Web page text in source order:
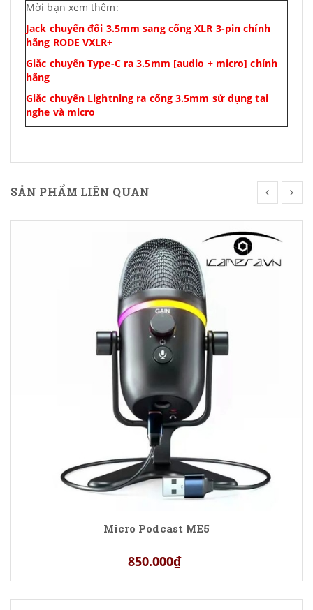
Mời bạn xem thêm:
Jack chuyển đổi 3.5mm sang cổng XLR 3-pin chính
hãng RODE VXLR+
Giắc chuyển Type-C ra 3.5mm [audio + micro] chính
hãng
Giắc chuyển Lightning ra cổng 3.5mm sử dụng tai
nghe và micro
SẢN PHẨM LIÊN QUAN
Micro Podcast ME5
850.000₫